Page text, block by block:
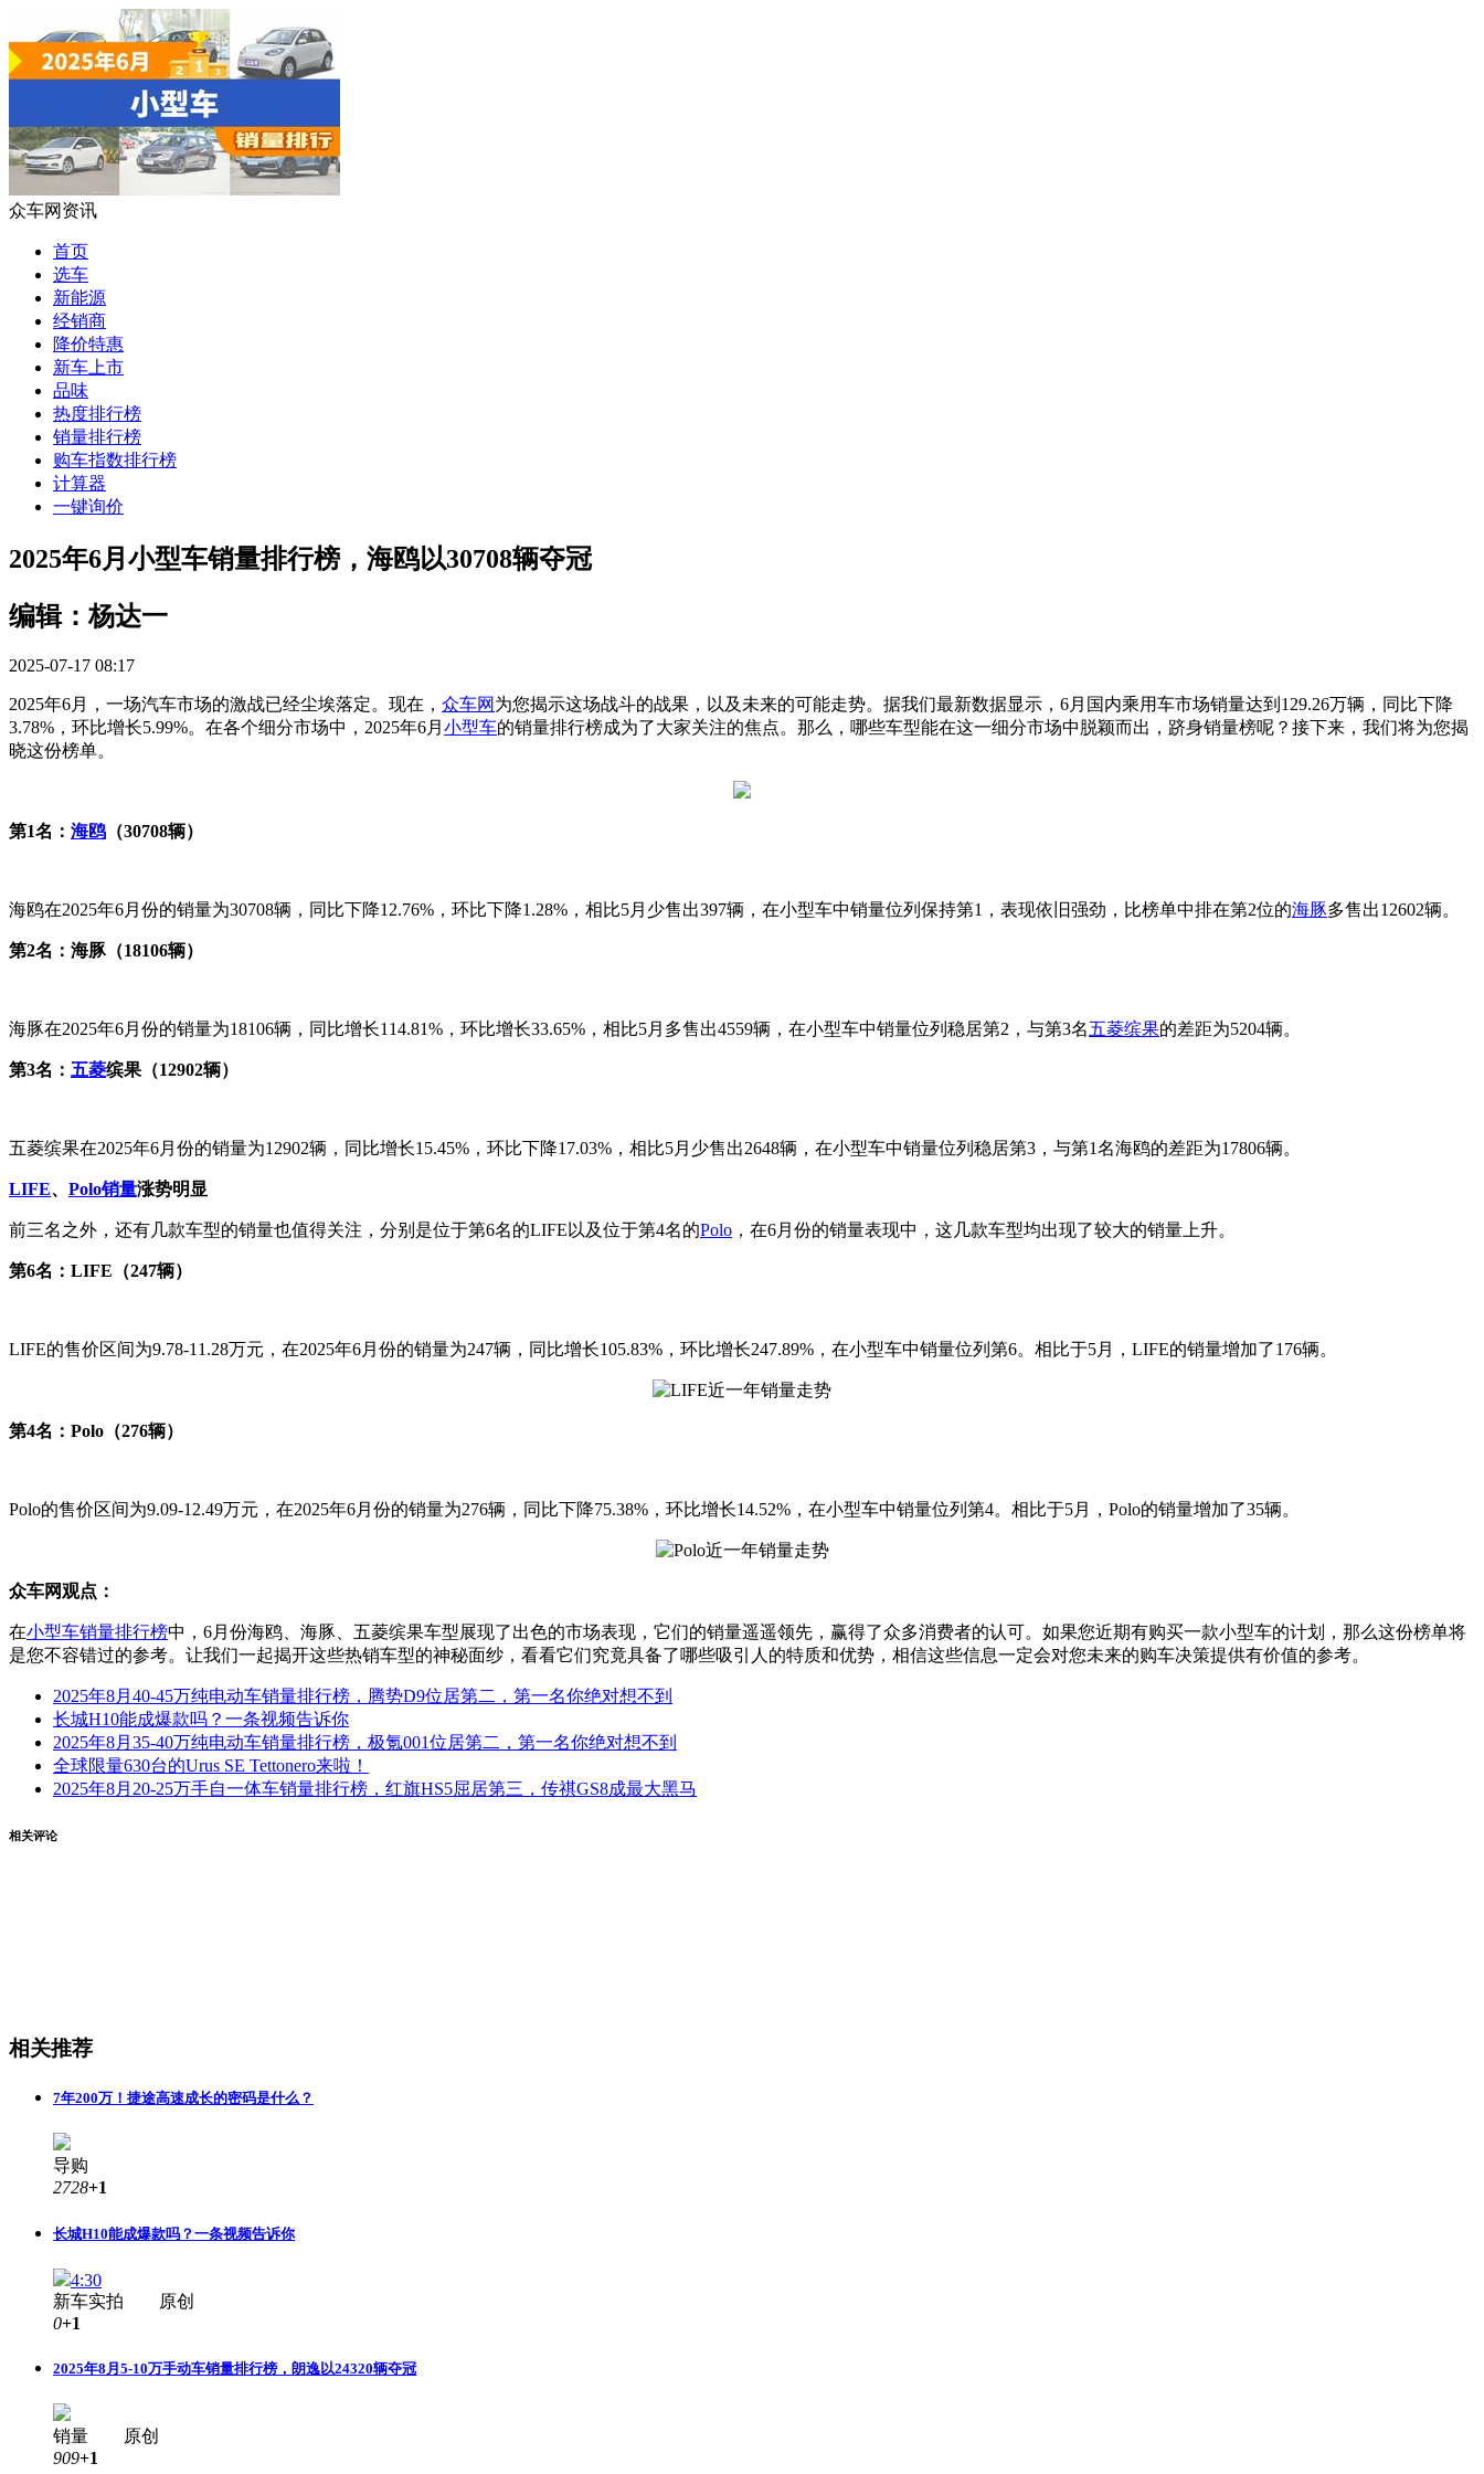
众车网资讯
首页
选车
新能源
经销商
降价特惠
新车上市
品味
热度排行榜
销量排行榜
购车指数排行榜
计算器
一键询价
2025年6月小型车销量排行榜，海鸥以30708辆夺冠
编辑：杨达一
2025-07-17 08:17
2025年6月，一场汽车市场的激战已经尘埃落定。现在， 众车网 为您揭示这场战斗的战果，以及未来的可能走势。据我们最新数据显示，6月国内乘用车市场销量达到129.26万辆，同比下降
3.78%，环比增长5.99%。在各个细分市场中，2025年6月 小型车的销量排行榜成为了大家关注的焦点。那么，哪些车型能在这一细分市场中脱颖而出，跻身销量榜呢？接下来，我们将为您揭
晓这份榜单。
第1名： 海鸥 （30708辆）
海鸥在2025年6月份的销量为30708辆，同比下降12.76%，环比下降1.28%，相比5月少售出397辆，在小型车中销量位列保持第1，表现依旧强劲，比榜单中排在第2位的海豚多售出12602辆。
第2名：海豚（18106辆）
海豚在2025年6月份的销量为18106辆，同比增长114.81%，环比增长33.65%，相比5月多售出4559辆，在小型车中销量位列稳居第2，与第3名五菱缤果的差距为5204辆。
第3名： 五菱缤果（12902辆）
五菱缤果在2025年6月份的销量为12902辆，同比增长15.45%，环比下降17.03%，相比5月少售出2648辆，在小型车中销量位列稳居第3，与第1名海鸥的差距为17806辆。
LIFE、 Polo销量涨势明显
前三名之外，还有几款车型的销量也值得关注，分别是位于第6名的LIFE以及位于第4名的Polo ，在6月份的销量表现中，这几款车型均出现了较大的销量上升。
第6名：LIFE（247辆）
LIFE的售价区间为9.78-11.28万元，在2025年6月份的销量为247辆，同比增长105.83%，环比增长247.89%，在小型车中销量位列第6。相比于5月，LIFE的销量增加了176辆。
第4名：Polo（276辆）
Polo的售价区间为9.09-12.49万元，在2025年6月份的销量为276辆，同比下降75.38%，环比增长14.52%，在小型车中销量位列第4。相比于5月，Polo的销量增加了35辆。
众车网观点：
在小型车销量排行榜中，6月份海鸥、海豚、五菱缤果车型展现了出色的市场表现，它们的销量遥遥领先，赢得了众多消费者的认可。如果您近期有购买一款小型车的计划，那么这份榜单将
是您不容错过的参考。让我们一起揭开这些热销车型的神秘面纱，看看它们究竟具备了哪些吸引人的特质和优势，相信这些信息一定会对您未来的购车决策提供有价值的参考。
2025年8月40-45万纯电动车销量排行榜，腾势D9位居第二，第一名你绝对想不到
长城H10能成爆款吗？一条视频告诉你
2025年8月35-40万纯电动车销量排行榜，极氪001位居第二，第一名你绝对想不到
全球限量630台的Urus SE Tettonero来啦！
2025年8月20-25万手自一体车销量排行榜，红旗HS5屈居第三，传祺GS8成最大黑马
相关评论
相关推荐
7年200万！捷途高速成长的密码是什么？
导购
2728+1
长城H10能成爆款吗？一条视频告诉你
4:30
新车实拍 原创
0+1
2025年8月5-10万手动车销量排行榜，朗逸以24320辆夺冠
销量 原创
909+1